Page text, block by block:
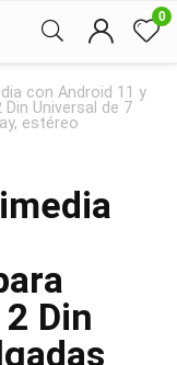
0
con Android 11 y
Universal de 7
estéreo
Din